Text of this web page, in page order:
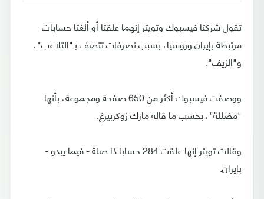
تقول شركتا فيسبوك وتويتر إنهما علقتا أو ألغتا حسابات
مرتبطة بإيران وروسيا، بسبب تصرفات تتصف بـ"التلاعب"،
و"الزيف".
ووصفت فيسبوك أكثر من 650 صفحة ومجموعة، بأنها
"مضللة"، بحسب ما قاله مارك زوكربيرغ.
وقالت تويتر إنها علقت 284 حسابا ذا صلة - فيما يبدو -
بإيران.